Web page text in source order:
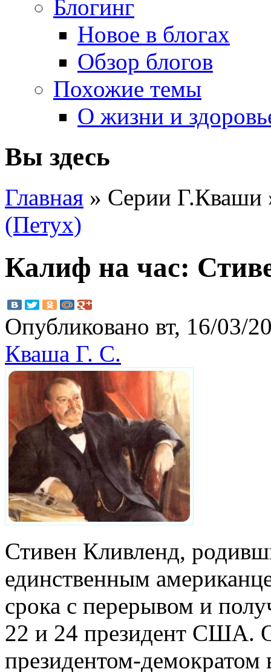
Блогинг
Новое в блогах
Обзор блогов
Похожие темы
О жизни и
Вы здесь
Главная » Серии
(Петух)
Калиф на час:
Опубликовано вт, 16/03/
Кваша Г. С.
Стивен Кливленд,
единственным
срока с перерывом и
22 и 24 президент США.
президентом-